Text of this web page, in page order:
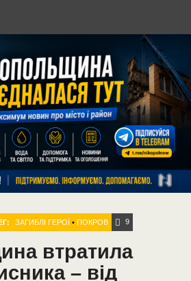
ЗАГИБЛІ ГЕРОЇ •ПОКРОВ 9
втратила
– від